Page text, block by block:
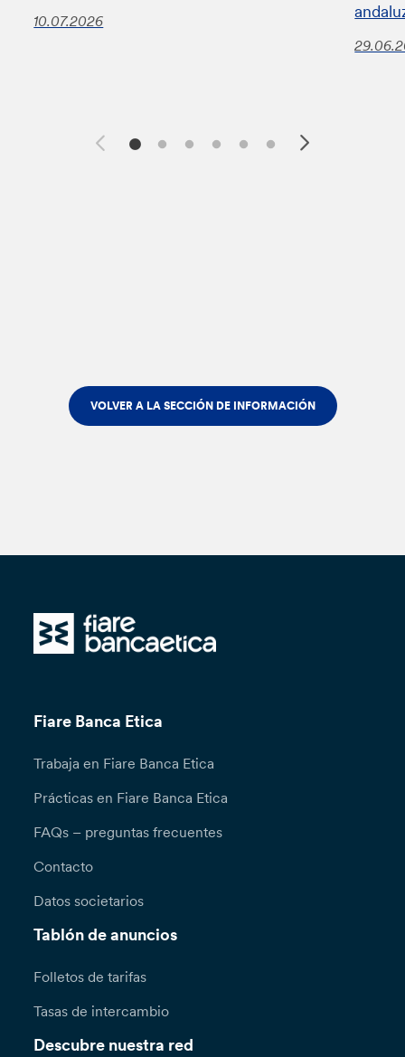
10.07.2026
VOLVER A LA SECCIÓN DE INFORMACIÓN
Fiare Banca Etica
Trabaja en Fiare Banca Etica
Prácticas en Fiare Banca Etica
FAQs – preguntas frecuentes
Contacto
Datos societarios
Tablón de anuncios
Folletos de tarifas
Tasas de intercambio
Descubre nuestra red